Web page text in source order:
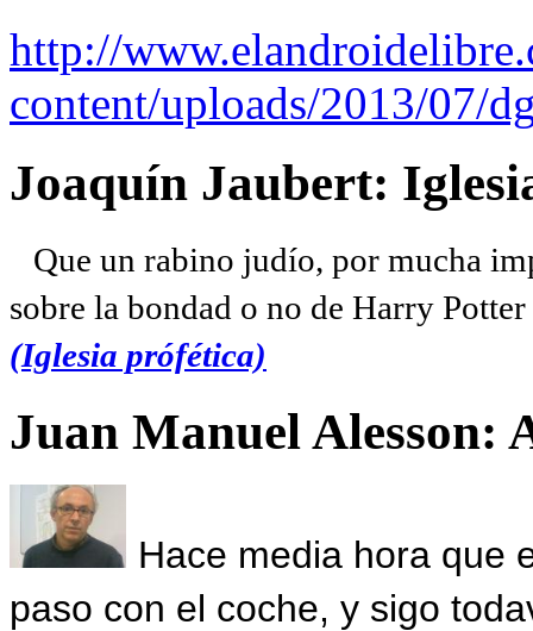
http://
content/uploads/2013/07/
Joaquín Jaubert:
Que un rabino judío, por mucha
sobre la bondad o no de Harry
(Iglesia prófética)
Juan Manuel Alesson:
Hace media hora que
paso con el coche, y sigo